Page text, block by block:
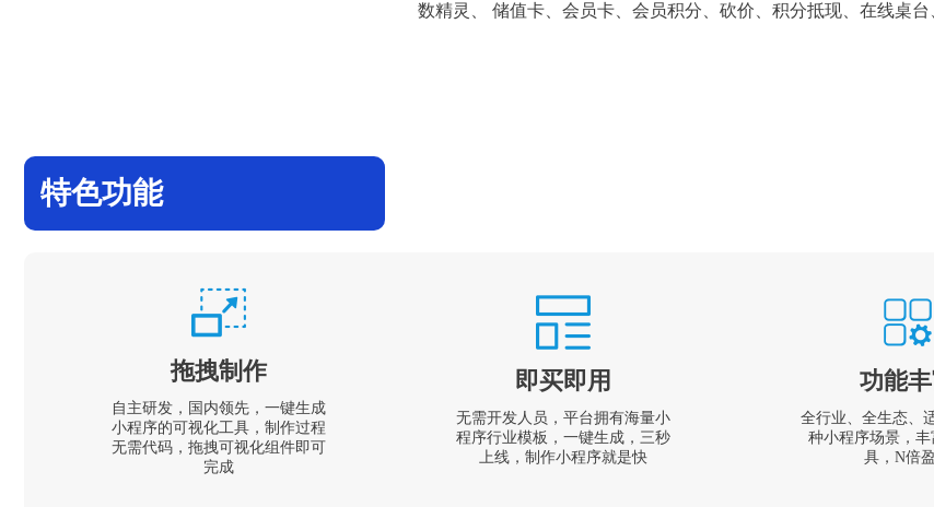
数精灵、 储值卡、会员卡、会员积分、砍价、积分抵现、在线桌台
特色功能
拖拽制作
自主研发，国内领先，一键生成
小程序的可视化工具，制作过程
无需代码，拖拽可视化组件即可
完成
即买即用
无需开发人员，平台拥有海量小
程序行业模板，一键生成，三秒
上线，制作小程序就是快
功能
全行业、全生态、
种小程序场景，
具，N倍